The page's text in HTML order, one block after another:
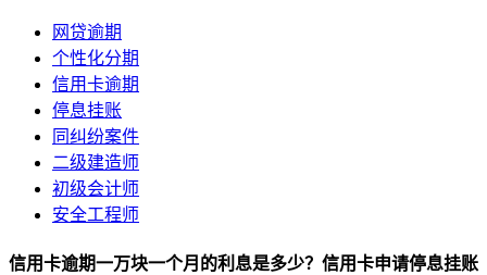
网贷逾期
个性化分期
信用卡逾期
停息挂账
同纠纷案件
二级建造师
初级会计师
安全工程师
信用卡逾期一万块一个月的利息是多少？信用卡申请停息挂账